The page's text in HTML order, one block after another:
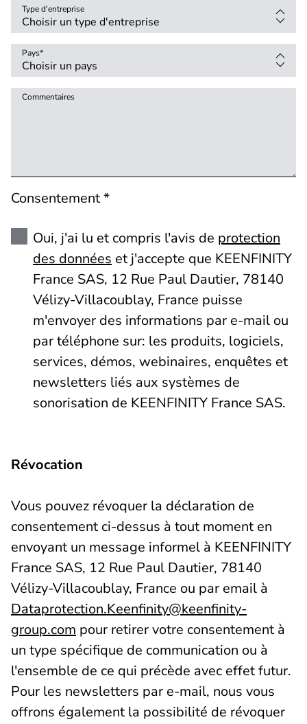
Type d'entreprise
Pays*
Commentaires
Consentement *
Oui, j'ai lu et compris l'avis de protection
des données et j'accepte que KEENFINITY
France SAS, 12 Rue Paul Dautier, 78140
Vélizy-Villacoublay, France puisse
m'envoyer des informations par e-mail ou
par téléphone sur: les produits, logiciels,
services, démos, webinaires, enquêtes et
newsletters liés aux systèmes de
sonorisation de KEENFINITY France SAS.
Révocation
Vous pouvez révoquer la déclaration de
consentement ci-dessus à tout moment en
envoyant un message informel à KEENFINITY
France SAS, 12 Rue Paul Dautier, 78140
Vélizy-Villacoublay, France ou par email à
Dataprotection.Keenfinity@keenfinity-
group.com pour retirer votre consentement à
un type spécifique de communication ou à
l'ensemble de ce qui précède avec effet futur.
Pour les newsletters par e-mail, nous vous
offrons également la possibilité de révoquer